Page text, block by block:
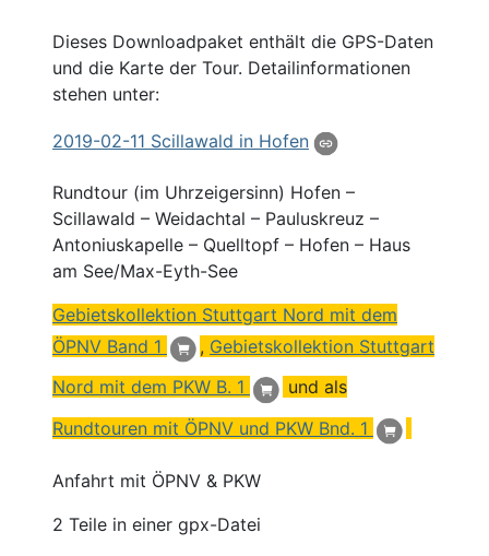
Dieses Downloadpaket enthält die GPS-Daten
und die Karte der Tour. Detailinformationen
stehen unter:
2019-02-11 Scillawald in Hofen
Rundtour (im Uhrzeigersinn) Hofen –
Scillawald – Weidachtal – Pauluskreuz –
Antoniuskapelle – Quelltopf – Hofen – Haus
am See/Max-Eyth-See
Gebietskollektion Stuttgart Nord mit dem
ÖPNV Band 1
, Gebietskollektion Stuttgart
Nord mit dem PKW B. 1
und als
Rundtouren mit ÖPNV und PKW Bnd. 1
Anfahrt mit ÖPNV & PKW
2 Teile in einer gpx-Datei